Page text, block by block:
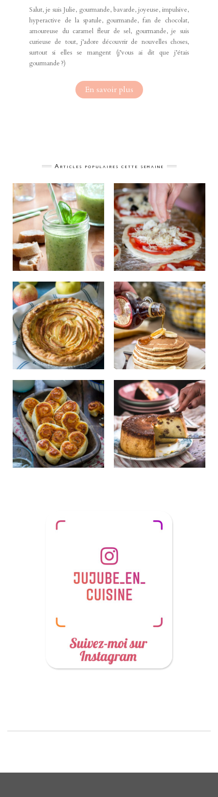
Salut, je suis Julie, gourmande, bavarde, joyeuse, impulsive,
hyperactive de la spatule, gourmande, fan de chocolat,
amoureuse du caramel fleur de sel, gourmande, je suis
curieuse de tout, j’adore découvrir de nouvelles choses,
surtout si elles se mangent (j’vous ai dit que j’étais
gourmande ?)
En savoir plus
Articles populaires cette semaine